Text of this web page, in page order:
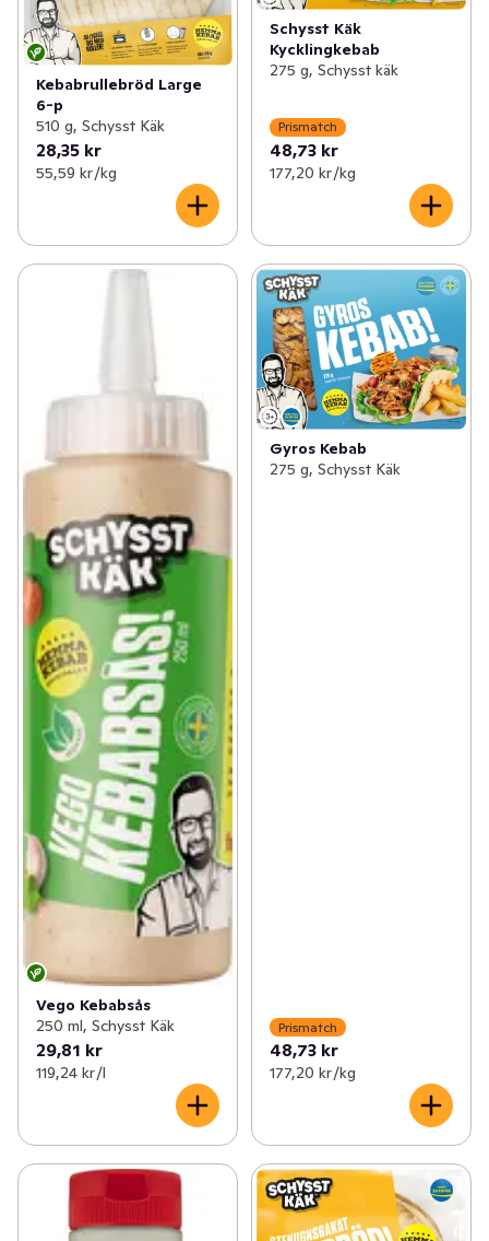
Kebabrullebröd Large
6-p
510 g, Schysst Käk
28,35 kr
55,59 kr /kg
Schysst Käk
Kycklingkebab
275 g, Schysst käk
Prismatch
48,73 kr
177,20 kr /kg
Vego Kebabsås
250 ml, Schysst Käk
29,81 kr
119,24 kr /l
Gyros Kebab
275 g, Schysst Käk
Prismatch
48,73 kr
177,20 kr /kg